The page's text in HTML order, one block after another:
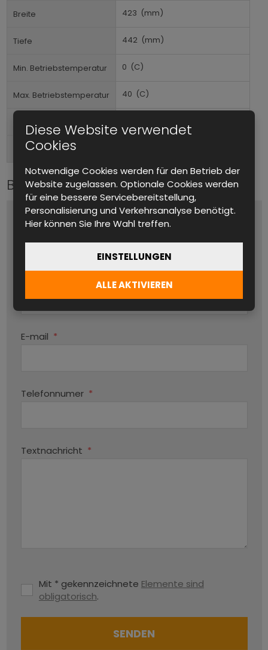
Breite 423 (mm)
Tiefe 442 (mm)
Min. Betriebstemperatur 0 (C)
Max. Betriebstemperatur 40 (C)
Formfaktor
Anschlüsse (Ausgang)
Bitte kontaktieren Sie uns
Name und Vorname *
E-mail *
Telefonnumer *
Textnachricht *
Mit * gekennzeichnete Elemente sind
obligatorisch.
SENDEN
Diese Website verwendet
Cookies
Notwendige Cookies werden für den Betrieb der
Website zugelassen. Optionale Cookies werden
für eine bessere Servicebereitstellung,
Personalisierung und Verkehrsanalyse benötigt.
Hier können Sie Ihre Wahl treffen.
EINSTELLUNGEN
ALLE AKTIVIEREN